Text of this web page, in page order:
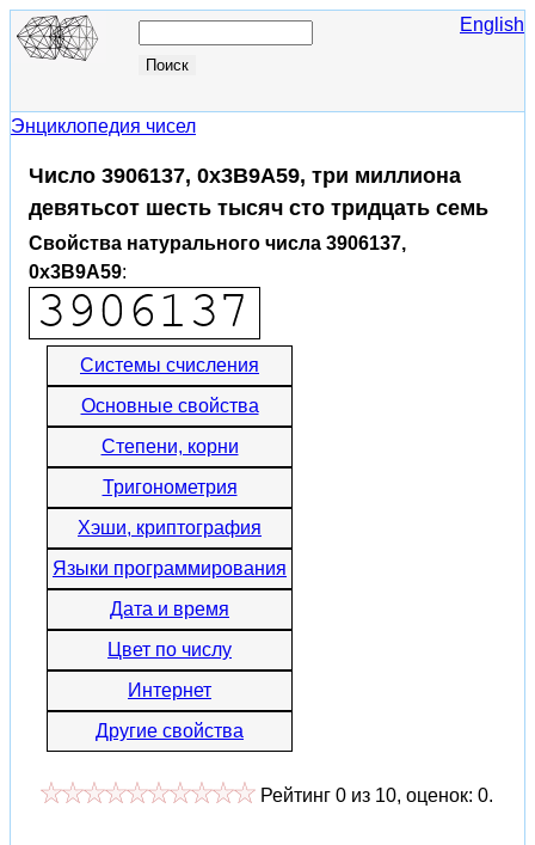
English
Энциклопедия чисел
Число 3906137, 0x3B9A59, три миллиона
девятьсот шесть тысяч сто тридцать семь
Свойства натурального числа 3906137,
0x3B9A59:
Системы счисления
Основные свойства
Степени, корни
Тригонометрия
Хэши, криптография
Языки программирования
Дата и время
Цвет по числу
Интернет
Другие свойства
Рейтинг 0 из 10, оценок: 0.